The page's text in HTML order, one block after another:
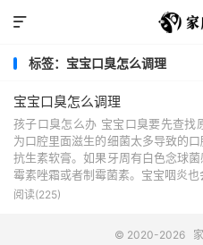

标签：宝宝口臭怎么调理
宝宝口臭怎么调理
孩子口臭怎么办 宝宝口臭要先查找
为口腔里面滋生的细菌太多导致的
抗生素软膏。如果牙周有白色念球
霉素唑霜或者制霉菌素。宝宝咽炎
阅读(225)
© 2020-2026